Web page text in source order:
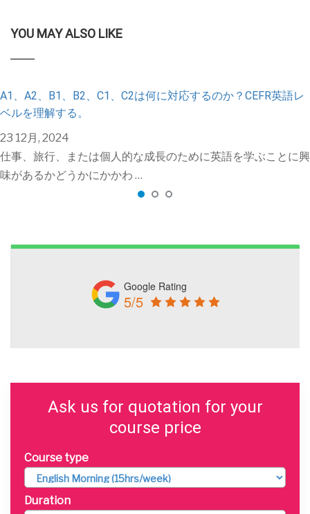
YOU MAY ALSO LIKE
A1、A2、B1、B2、C1、C2は何に対応するのか？CEFR英語レ
ベルを理解する。
23 12月, 2024
仕事、旅行、または個人的な成長のために英語を学ぶことに興
味があるかどうかにかかわ …
Google Rating
5/5
Ask us for quotation for your
course price
Course type
Duration